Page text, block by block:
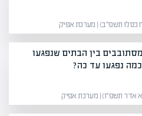
בין הבתים שנפגעו
נפגעו עד כה?